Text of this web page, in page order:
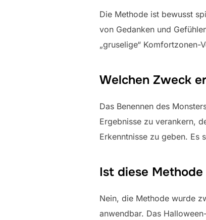
Die Methode ist bewusst
von Gedanken und
„gruselige“ Komfortzonen-
Welchen Zweck
Das Benennen des
Ergebnisse zu verankern,
Erkenntnisse zu geben. Es
Ist diese
Nein, die Methode wurde
anwendbar. Das